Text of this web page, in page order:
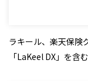
ラキール、楽天保険
「LaKeel DX」を含